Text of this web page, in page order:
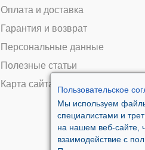
Пользовательское
Мы используем
специалистами и
на нашем веб-сайте,
взаимодействие с
Оплата и доставка
Гарантия и возврат
Персональные данные
Полезные статьи
Карта сайта